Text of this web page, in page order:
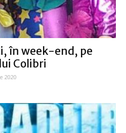
în week-end, pe
Colibri
2020